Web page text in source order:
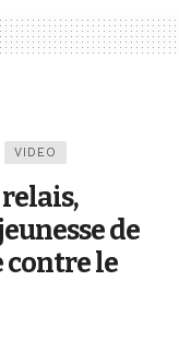
VIDEO
de
contre le